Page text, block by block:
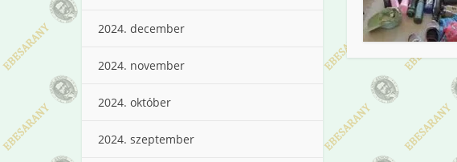
2024. december
2024. november
2024. október
2024. szeptember